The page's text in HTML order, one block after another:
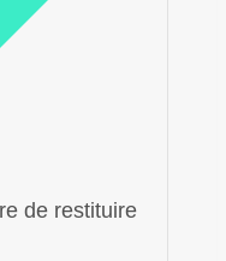
de restituire